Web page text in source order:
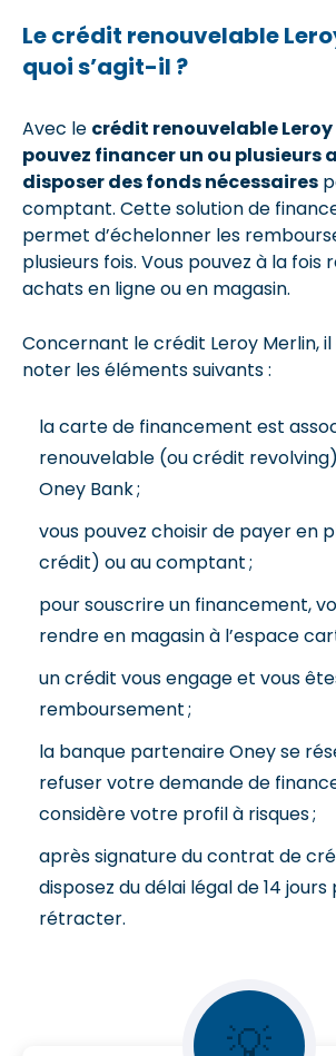
Le crédit renouvelable
quoi s’agit-il ?
Avec le crédit renouvelable
pouvez financer un ou plusieurs
disposer des fonds nécessaires
comptant. Cette solution de
permet d’échelonner les
plusieurs fois. Vous pouvez à la fois
achats en ligne ou en magasin.
Concernant le crédit Leroy Merlin,
noter les éléments suivants :
la carte de financement est
renouvelable (ou crédit
Oney Bank ;
vous pouvez choisir de payer en
crédit) ou au comptant ;
pour souscrire un financement,
rendre en magasin à l’espace
un crédit vous engage et vous
remboursement ;
la banque partenaire Oney se
refuser votre demande de
considère votre profil à risques ;
après signature du contrat de
disposez du délai légal de 14 jours
rétracter.